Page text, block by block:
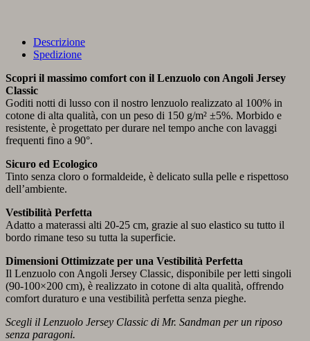
Descrizione
Spedizione
Scopri il massimo comfort con il Lenzuolo con Angoli Jersey
Classic
Goditi notti di lusso con il nostro lenzuolo realizzato al 100% in
cotone di alta qualità, con un peso di 150 g/m² ±5%. Morbido e
resistente, è progettato per durare nel tempo anche con lavaggi
frequenti fino a 90°.
Sicuro ed Ecologico
Tinto senza cloro o formaldeide, è delicato sulla pelle e rispettoso
dell’ambiente.
Vestibilità Perfetta
Adatto a materassi alti 20-25 cm, grazie al suo elastico su tutto il
bordo rimane teso su tutta la superficie.
Dimensioni Ottimizzate per una Vestibilità Perfetta
Il Lenzuolo con Angoli Jersey Classic, disponibile per letti singoli
(90-100×200 cm), è realizzato in cotone di alta qualità, offrendo
comfort duraturo e una vestibilità perfetta senza pieghe.
Scegli il Lenzuolo Jersey Classic di Mr. Sandman per un riposo
senza paragoni.